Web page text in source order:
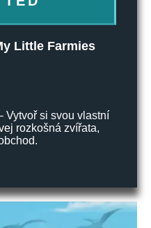
Little Farmies
Vytvoř si svou vlastní
rozkošná zvířata,